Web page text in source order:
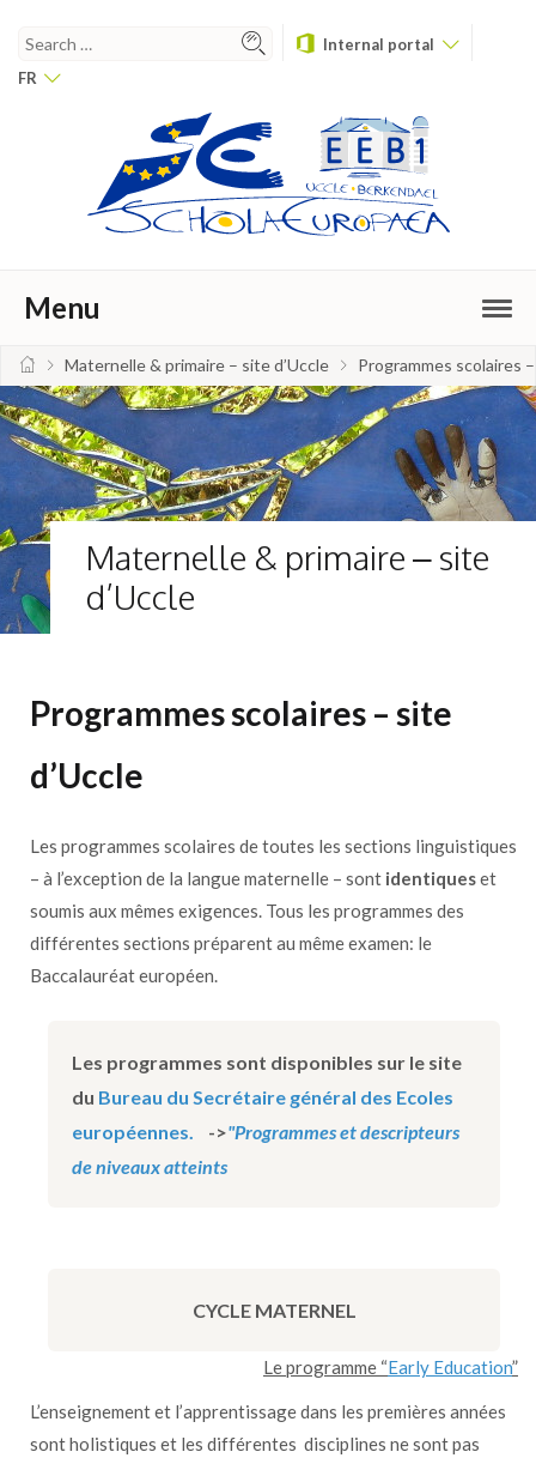
Internal portal
FR
Menu
Maternelle & primaire – site d’Uccle Programmes scolaires
Maternelle & primaire – site
d’Uccle
Programmes scolaires – site
d’Uccle
Les programmes scolaires de toutes les sections linguistiques
– à l’exception de la langue maternelle – sont identiqueset
soumis aux mêmes exigences. Tous les programmes des
différentes sections préparent au même examen: le
Baccalauréat européen.
Les programmes sont disponibles sur le site
du Bureau du Secrétaire général des Ecoles
européennes.
->"Programmes et descripteurs
de niveaux atteints
CYCLE MATERNEL
Le programme “Early Education”
L’enseignement et l’apprentissage dans les premières années
sont holistiques et les différentes disciplines ne sont pas